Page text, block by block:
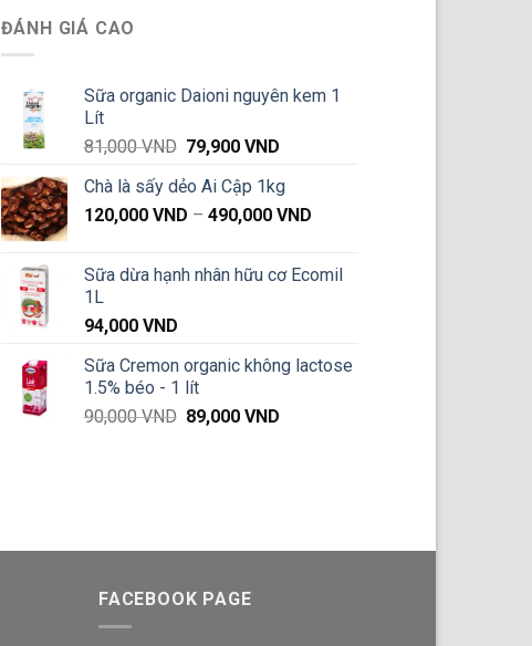
ĐÁNH GIÁ CAO
Sữa organic Daioni nguyên kem 1
Lít
81,000VND Giá
là:
81,000 VND.
79,900VND
tại
là:
Chà là sấy dẻo Ai Cập 1kg
120,000 VND – 490,000 VNDKhoảng
120,000 VND
Sữa dừa hạnh nhân hữu cơ Ecomil
1L
94,000 VND
Sữa Cremon organic không lactose
1.5% béo - 1 lít
90,000VND Giá
89,000VND
FACEBOOK PAGE